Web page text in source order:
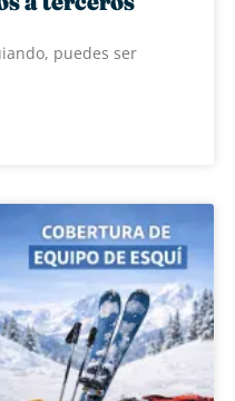
puedes ser